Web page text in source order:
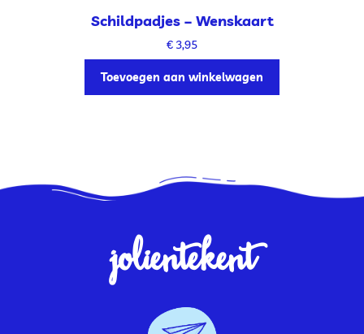
Schildpadjes – Wenskaart
€ 3,95
Toevoegen aan winkelwagen
jolientekent